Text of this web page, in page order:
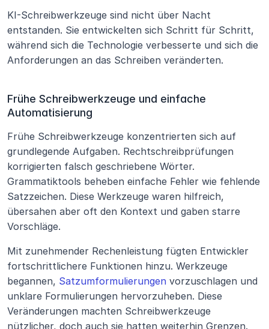
KI-Schreibwerkzeuge sind nicht über Nacht
entstanden. Sie entwickelten sich Schritt für Schritt,
während sich die Technologie verbesserte und sich die
Anforderungen an das Schreiben veränderten.
Frühe Schreibwerkzeuge und einfache
Automatisierung
Frühe Schreibwerkzeuge konzentrierten sich auf
grundlegende Aufgaben. Rechtschreibprüfungen
korrigierten falsch geschriebene Wörter.
Grammatiktools beheben einfache Fehler wie fehlende
Satzzeichen. Diese Werkzeuge waren hilfreich,
übersahen aber oft den Kontext und gaben starre
Vorschläge.
Mit zunehmender Rechenleistung fügten Entwickler
fortschrittlichere Funktionen hinzu. Werkzeuge
begannen, Satzumformulierungen vorzuschlagen und
unklare Formulierungen hervorzuheben. Diese
Veränderungen machten Schreibwerkzeuge
nützlicher, doch auch sie hatten weiterhin Grenzen.